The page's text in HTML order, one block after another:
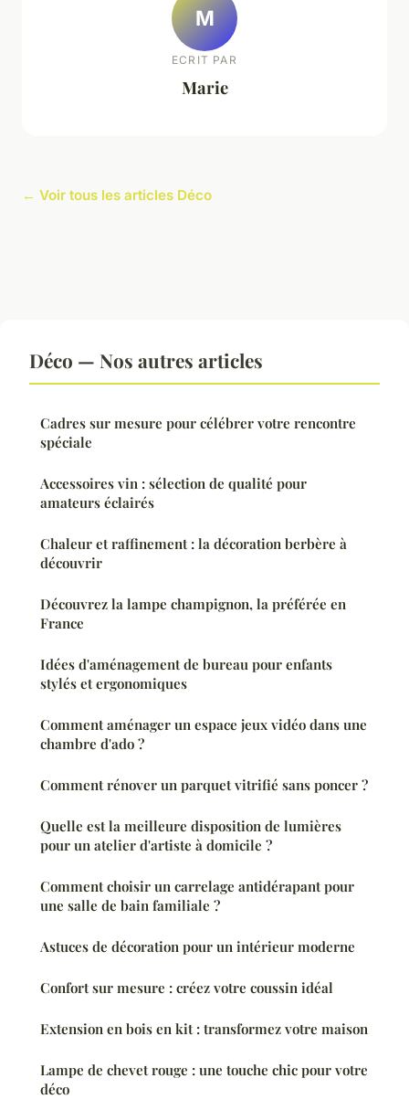
M
ECRIT PAR
Marie
← Voir tous les articles Déco
Déco — Nos autres articles
Cadres sur mesure pour célébrer votre rencontre
spéciale
Accessoires vin : sélection de qualité pour
amateurs éclairés
Chaleur et raffinement : la décoration berbère à
découvrir
Découvrez la lampe champignon, la préférée en
France
Idées d'aménagement de bureau pour enfants
stylés et ergonomiques
Comment aménager un espace jeux vidéo dans une
chambre d'ado ?
Comment rénover un parquet vitrifié sans poncer ?
Quelle est la meilleure disposition de lumières
pour un atelier d'artiste à domicile ?
Comment choisir un carrelage antidérapant pour
une salle de bain familiale ?
Astuces de décoration pour un intérieur moderne
Confort sur mesure : créez votre coussin idéal
Extension en bois en kit : transformez votre maison
Lampe de chevet rouge : une touche chic pour votre
déco